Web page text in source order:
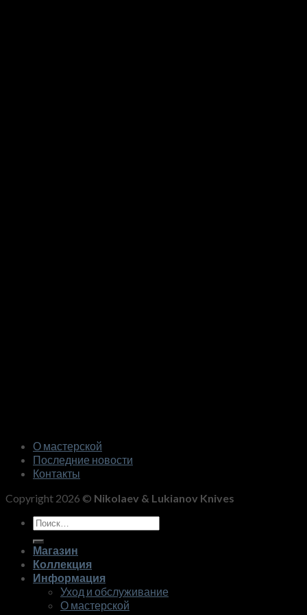
О мастерской
Последние новости
Контакты
Copyright 2026 © Nikolaev & Lukianov Knives
Искать:
Магазин
Коллекция
Информация
Уход и обслуживание
О мастерской